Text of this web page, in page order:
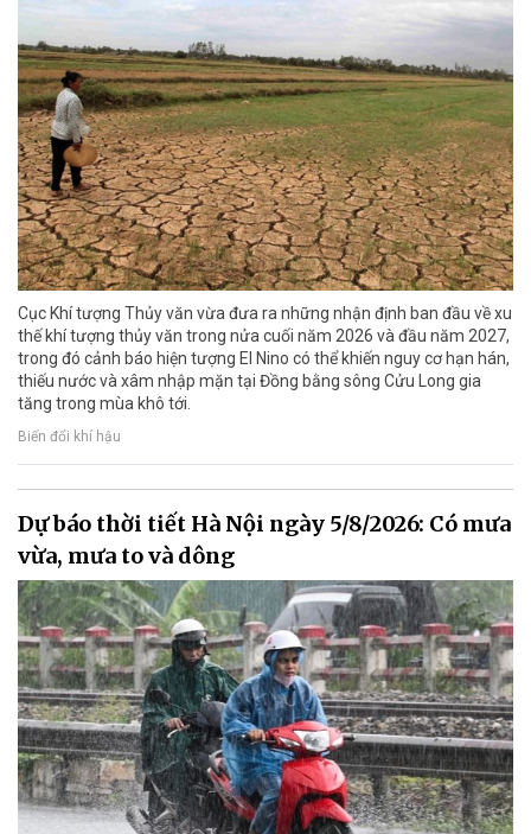
Cục Khí tượng Thủy văn vừa đưa ra những nhận định ban đầu về xu
thế khí tượng thủy văn trong nửa cuối năm 2026 và đầu năm 2027,
trong đó cảnh báo hiện tượng El Nino có thể khiến nguy cơ hạn hán,
thiếu nước và xâm nhập mặn tại Đồng bằng sông Cửu Long gia
tăng trong mùa khô tới.
Biến đổi khí hậu
Dự báo thời tiết Hà Nội ngày 5/8/2026: Có mưa
vừa, mưa to và dông